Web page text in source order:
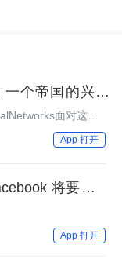
个帝国的兴衰
面对这场
App 打开
将要被拆
App 打开